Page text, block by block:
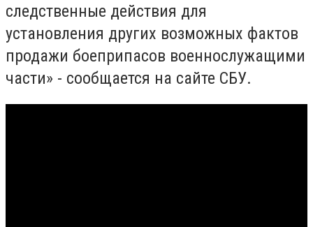
следственные действия для
установления других возможных фактов
продажи боеприпасов военнослужащими
части» - сообщается на сайте СБУ.